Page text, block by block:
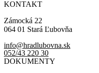
KONTAKT
Zámocká 22
064 01 Stará Ľubovňa
info@hradlubovna.sk
052/43 220 30
DOKUMENTY